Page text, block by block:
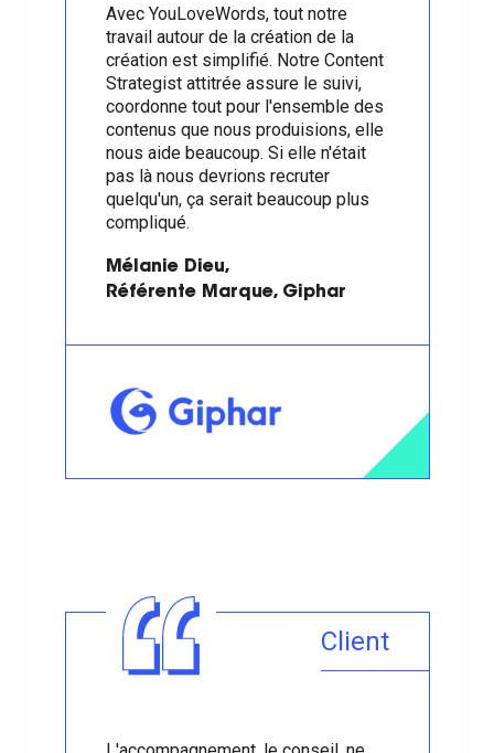
Avec YouLoveWords, tout notre
travail autour de la création de la
création est simplifié. Notre Content
Strategist attitrée assure le suivi,
coordonne tout pour l'ensemble des
contenus que nous produisions, elle
nous aide beaucoup. Si elle n'était
pas là nous devrions recruter
quelqu'un, ça serait beaucoup plus
compliqué.
Mélanie Dieu,
Référente Marque, Giphar
Client